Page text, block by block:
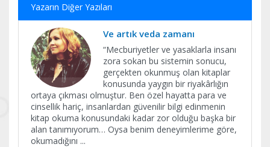
Yazarın Diğer Yazıları
Ve artık veda zamanı
​“Mecburiyetler ve yasaklarla insanı
zora sokan bu sistemin sonucu,
gerçekten okunmuş olan kitaplar
konusunda yaygın bir riyakârlığın
ortaya çıkması olmuştur. Ben özel hayatta para ve
cinsellik hariç, insanlardan güvenilir bilgi edinmenin
kitap okuma konusundaki kadar zor olduğu başka bir
alan tanımıyorum… Oysa benim deneyimlerime göre,
okumadığını ...